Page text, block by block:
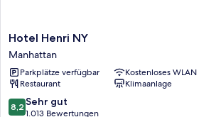
Hotel
Henri
NY
Manhattan
Hotel Henri NY
Manhattan
Parkplätze verfügbar
Kostenloses WLAN
Restaurant
Klimaanlage
8.2
von
8,2 Sehr gut
1.013 Bewertungen